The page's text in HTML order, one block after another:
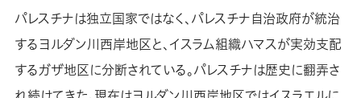
パレスチナは独立国家ではなく、パレスチナ自治政府が統治
するヨルダン川西岸地区と、イスラム組織ハマスが実効支配
するガザ地区に分断されている。パレスチナは歴史に翻弄さ